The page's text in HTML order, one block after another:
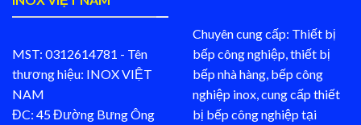
MST: 0312614781 - Tên
thương hiệu: INOX VIỆT
NAM
ĐC: 45 Đường Bưng Ông
Chuyên cung cấp: Thiết bị
bếp công nghiệp, thiết bị
bếp nhà hàng, bếp công
nghiệp inox, cung cấp thiết
bị bếp công nghiệp tại